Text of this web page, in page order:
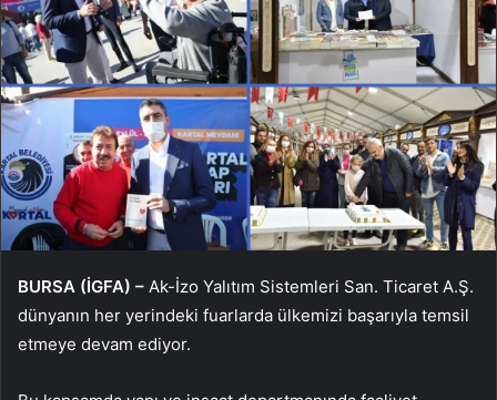
BURSA (İGFA) – Ak-İzo Yalıtım Sistemleri San. Ticaret A.Ş.
dünyanın her yerindeki fuarlarda ülkemizi başarıyla temsil
etmeye devam ediyor.